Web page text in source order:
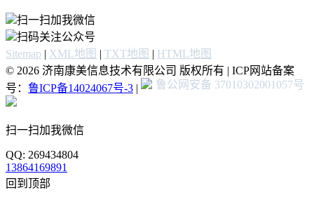
扫一扫加我微信
扫码关注公众号
Sitemap | XML地图 | TXT地图 | HTML地图
© 2026 济南康美信息技术有限公司 版权所有 | ICP网站备案
号： 鲁ICP备14024067号-3 | 鲁公网安备 37010302001057号
扫一扫加我微信
QQ: 269434804
13864169891
回到顶部